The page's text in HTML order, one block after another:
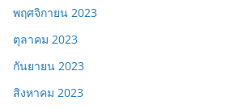
พฤศจิกายน 2023
ตุลาคม 2023
กันยายน 2023
สิงหาคม 2023